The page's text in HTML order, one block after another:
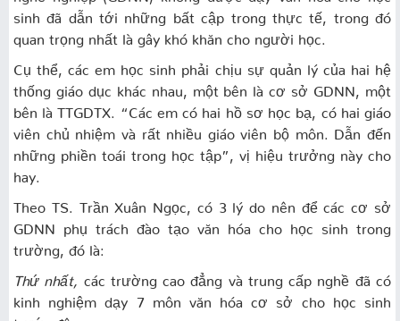
sinh đã dẫn tới những bất cập trong thực tế, trong đó
quan trọng nhất là gây khó khăn cho người học.
Cụ thể, các em học sinh phải chịu sự quản lý của hai hệ
thống giáo dục khác nhau, một bên là cơ sở GDNN, một
bên là TTGDTX. “Các em có hai hồ sơ học bạ, có hai giáo
viên chủ nhiệm và rất nhiều giáo viên bộ môn. Dẫn đến
những phiền toái trong học tập”, vị hiệu trưởng này cho
hay.
Theo TS. Trần Xuân Ngọc, có 3 lý do nên để các cơ sở
GDNN phụ trách đào tạo văn hóa cho học sinh trong
trường, đó là:
Thứ nhất,
các trường cao đẳng và trung cấp nghề đã có
kinh nghiệm dạy 7 môn văn hóa cơ sở cho học sinh